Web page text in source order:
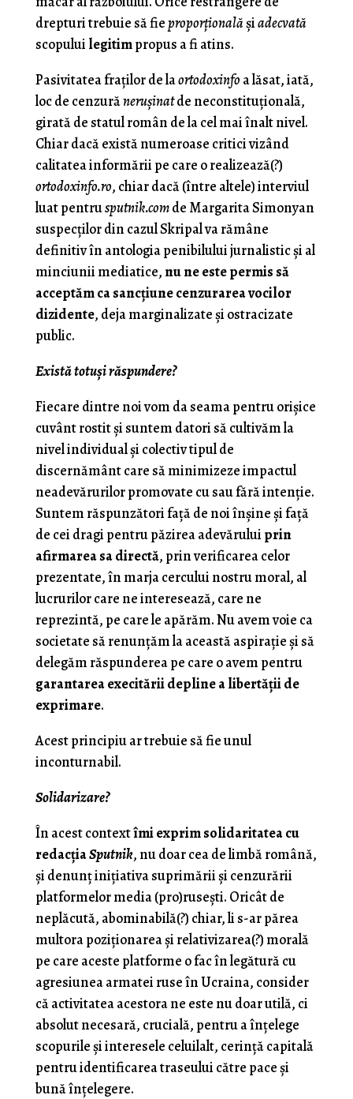
drepturi trebuie să fieproporţionalăşiadecvată
scopului legitimpropus a fi atins.
Pasivitatea fraţilor de laortodoxinfo a lăsat, iată,
loc de cenzurăneruşinatde neconstituţională,
girată de statul român de la cel mai înalt nivel.
Chiar dacă există numeroase critici vizând
calitatea informării pe care o realizează(?)
ortodoxinfo.ro, chiar dacă (între altele) interviul
luat pentrusputnik.comde Margarita Simonyan
suspecţilor din cazul Skripal va rămâne
definitiv în antologia penibilului jurnalistic şi al
minciunii mediatice,nu ne este permis să
acceptăm ca sancţiune cenzurarea vocilor
dizidente, deja marginalizate şi ostracizate
public.
Există totuşi răspundere?
Fiecare dintre noi vom da seama pentru orişice
cuvânt rostit şi suntem datori să cultivăm la
nivel individual şi colectiv tipul de
discernământ care să minimizeze impactul
neadevărurilor promovate cu sau fără intenţie.
Suntem răspunzători faţă de noi înşine şi faţă
de cei dragi pentru păzirea adevărului prin
afirmarea sa directă, prin verificarea celor
prezentate, în marja cercului nostru moral, al
lucrurilor care ne interesează, care ne
reprezintă, pe care le apărăm. Nu avem voie ca
societate să renunţăm la această aspiraţie şi să
delegăm răspunderea pe care o avem pentru
garantarea execitării depline a libertăţii de
exprimare.
Acest principiu ar trebuie să fie unul
inconturnabil.
Solidarizare?
În acest contextîmi exprim solidaritatea cu
redacţiaSputnik, nu doar cea de limbă română,
şi denunţ iniţiativa suprimării şi cenzurării
platformelor media (pro)ruseşti. Oricât de
neplăcută, abominabilă(?) chiar, li s-ar părea
multora poziţionarea şi relativizarea(?) morală
pe care aceste platforme o fac în legătură cu
agresiunea armatei ruse în Ucraina, consider
că activitatea acestora ne este nu doar utilă, ci
absolut necesară, crucială, pentru a înţelege
scopurile şi interesele celuilalt, cerinţă capitală
pentru identificarea traseului către pace şi
bună înţelegere.